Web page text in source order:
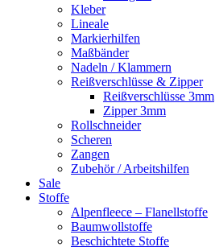
Kleber
Lineale
Markierhilfen
Maßbänder
Nadeln / Klammern
Reißverschlüsse & Zipper
Reißverschlüsse 3mm
Zipper 3mm
Rollschneider
Scheren
Zangen
Zubehör / Arbeitshilfen
Sale
Stoffe
Alpenfleece – Flanellstoffe
Baumwollstoffe
Beschichtete Stoffe